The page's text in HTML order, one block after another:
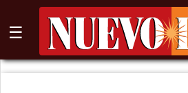
☰
⌕